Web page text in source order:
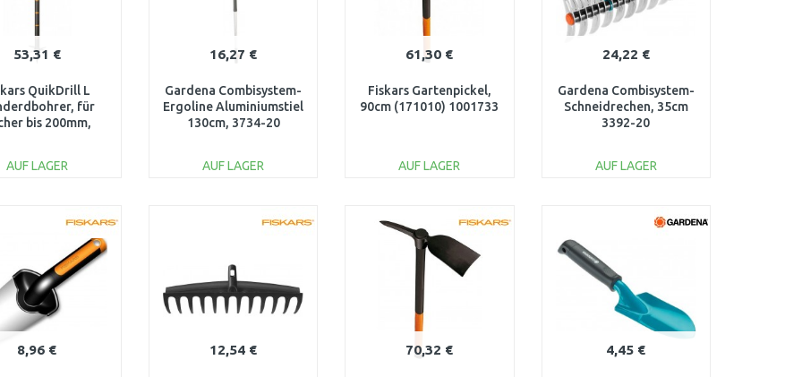
53,31 €
QuikDrill L
für
bis 200mm,
AUF LAGER
16,27 €
Gardena Combisystem-
Ergoline Aluminiumstiel
130cm, 3734-20
AUF LAGER
61,30 €
Fiskars Gartenpickel,
90cm (171010) 1001733
AUF LAGER
Vergleichen
24,22 €
Gardena Combisystem-
Schneidrechen, 35cm
3392-20
AUF LAGER
8,96 € 12,54 € 70,32 € 4,45 €